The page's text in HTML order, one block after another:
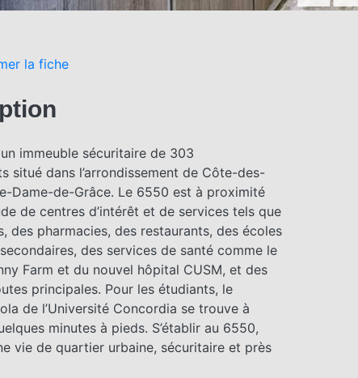
la fiche
immeuble sécuritaire de 303
situé dans l’arrondissement de Côte-des-
Dame-de-Grâce. Le 6550 est à proximité
de centres d’intérêt et de services tels que
des pharmacies, des restaurants, des écoles
des services de santé comme le
Farm et du nouvel hôpital CUSM, et des
principales. Pour les étudiants, le
de l’Université Concordia se trouve à
minutes à pieds. S’établir au 6550,
vie de quartier urbaine, sécuritaire et près